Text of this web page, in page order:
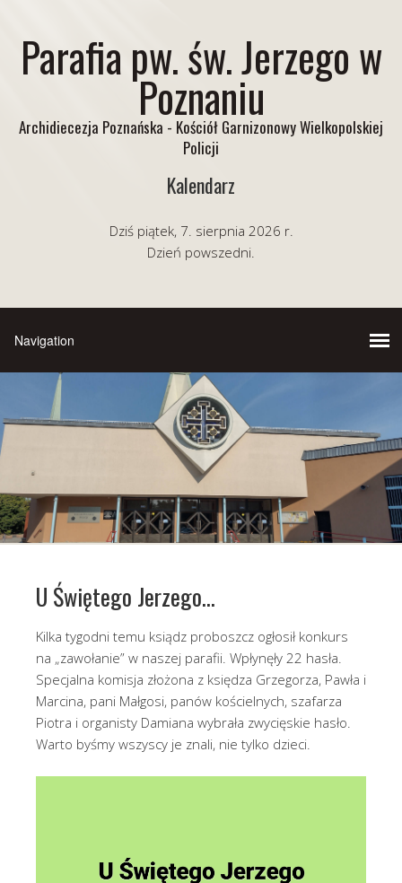
Parafia pw. św. Jerzego w
Poznaniu
Archidiecezja Poznańska - Kościół Garnizonowy Wielkopolskiej
Policji
Kalendarz
Dziś piątek, 7. sierpnia 2026 r.
Dzień powszedni.
U Świętego Jerzego…
Kilka tygodni temu ksiądz proboszcz ogłosił konkurs
na „zawołanie” w naszej parafii. Wpłynęły 22 hasła.
Specjalna komisja złożona z księdza Grzegorza, Pawła i
Marcina, pani Małgosi, panów kościelnych, szafarza
Piotra i organisty Damiana wybrała zwycięskie hasło.
Warto byśmy wszyscy je znali, nie tylko dzieci.